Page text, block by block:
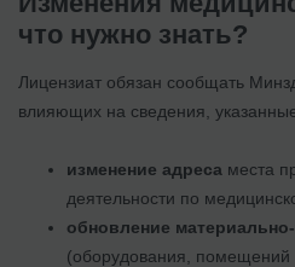
что нужно знать?
Лицензиат обязан сообщать
влияющих на сведения,
изменение адреса места
деятельности по
обновление
(оборудования, помещений